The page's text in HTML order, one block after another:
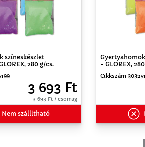
színeskészlet
280 g/cs.
3 693 Ft
3 693 Ft / csomag
Nem szállítható
- GLOREX,
Cikkszám